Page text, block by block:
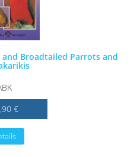
Broadtailed Parrots and
€